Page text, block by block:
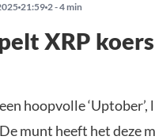
21:59 2 - 4 min
XRP
hoopvolle
munt heeft het deze